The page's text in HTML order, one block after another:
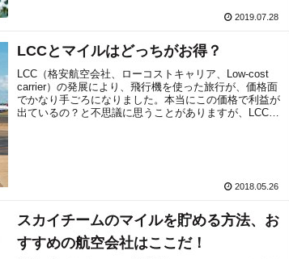
2019.07.28
LCCとマイルはどっちがお得？
LCC（格安航空会社、ローコストキャリア、Low-cost
carrier）の発展により、飛行機を使った旅行が、価格面
でかなり手ごろになりました。本当にこの価格で利益が
出ているの？と不思議に思うことがありますが、LCCが
2018.05.26
スカイチームのマイルを貯める方法、お
すすめの航空会社はここだ！